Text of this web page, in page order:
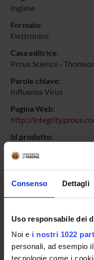
Consenso Dettagli
Uso responsabile dei
Noi e i nostri 1022
personali, ad esempio
Inglese
Formato:
Elettronico
Casa editrice:
Prous Science -
Parole chiave:
Influenza Virus
Pagina Web:
http://
Id prodotto:
ultima modifica:
26 ottobre 2022
Citazione bibliografica: